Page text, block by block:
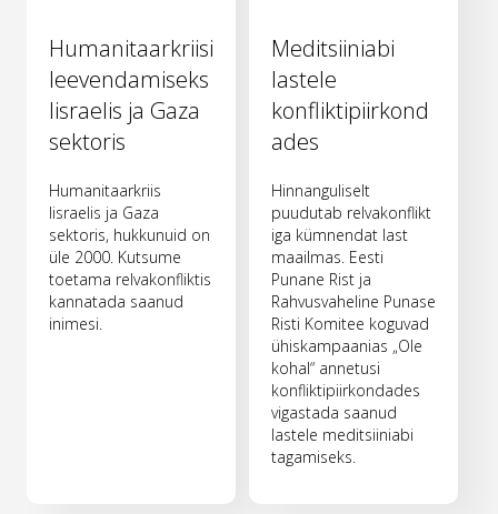
Humanitaarkriisi
leevendamiseks
Iisraelis ja Gaza
sektoris
Humanitaarkriis
Iisraelis ja Gaza
sektoris, hukkunuid on
üle 2000. Kutsume
toetama relvakonfliktis
kannatada saanud
inimesi.
Meditsiiniabi
lastele
konfliktipiirkond
ades
Hinnanguliselt
puudutab relvakonflikt
iga kümnendat last
maailmas. Eesti
Punane Rist ja
Rahvusvaheline Punase
Risti Komitee koguvad
ühiskampaanias „Ole
kohal“ annetusi
konfliktipiirkondades
vigastada saanud
lastele meditsiiniabi
tagamiseks.